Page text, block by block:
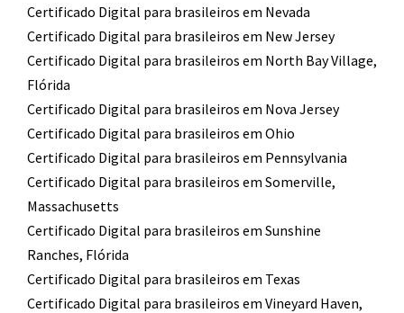
Certificado Digital para brasileiros em Nevada
Certificado Digital para brasileiros em New Jersey
Certificado Digital para brasileiros em North Bay Village,
Flórida
Certificado Digital para brasileiros em Nova Jersey
Certificado Digital para brasileiros em Ohio
Certificado Digital para brasileiros em Pennsylvania
Certificado Digital para brasileiros em Somerville,
Massachusetts
Certificado Digital para brasileiros em Sunshine
Ranches, Flórida
Certificado Digital para brasileiros em Texas
Certificado Digital para brasileiros em Vineyard Haven,